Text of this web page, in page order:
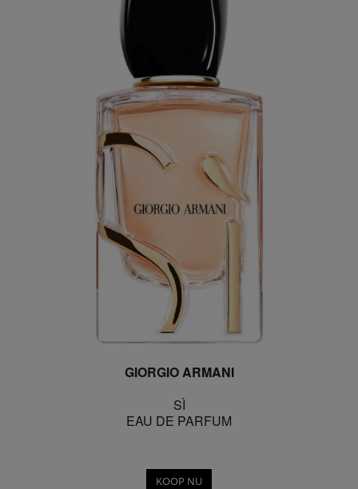
GIORGIO ARMANI
SÌ
EAU DE PARFUM
KOOP NU